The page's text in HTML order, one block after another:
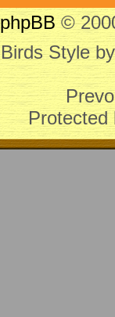
phpBB ©
Birds Style